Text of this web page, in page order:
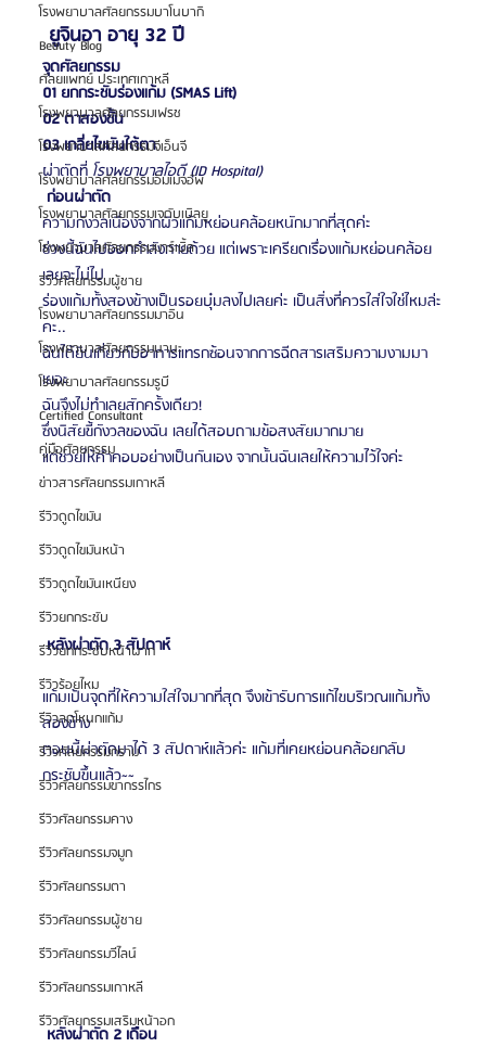
โรงพยาบาลศัลยกรรมบาโนบากิ
Beauty Blog
ศัลยแพทย์ ประเทศเกาหลี
โรงพยาบาลศัลยกรรมเฟรช
โรงพยาบาลศัลยกรรมจีเอ็นจี
โรงพยาบาลศัลยกรรมอิมเมจอัพ
โรงพยาบาลศัลยกรรมเจดับเบิลยู
โรงพยาบาลศัลยกรรมมาร์เบิ้ล
รีวิวศัลยกรรมผู้ชาย
โรงพยาบาลศัลยกรรมมาอิน
โรงพยาบาลศัลยกรรมนานะ
โรงพยาบาลศัลยกรรมรูบี
Certified Consultant
คู่มือศัลยกรรม
ข่าวสารศัลยกรรมเกาหลี
รีวิวดูดไขมัน
รีวิวดูดไขมันหน้า
รีวิวดูดไขมันเหนียง
รีวิวยกกระชับ
รีวิวยกกระชับหน้าผาก
รีวิวร้อยไหม
รีวิวลดโหนกแก้ม
รีวิวศัลยกรรมกราม
รีวิวศัลยกรรมขากรรไกร
รีวิวศัลยกรรมคาง
รีวิวศัลยกรรมจมูก
รีวิวศัลยกรรมตา
รีวิวศัลยกรรมผู้ชาย
รีวิวศัลยกรรมวีไลน์
รีวิวศัลยกรรมเกาหลี
รีวิวศัลยกรรมเสริมหน้าอก
ยูจินอา อายุ 32 ปี
จุดศัลยกรรม
01 ยกกระชับร่องแก้ม (SMAS Lift)
02 ตาสองชั้น
03 เกลี่ยไขมันใต้ตา
ผ่าตัดที่ โรงพยาบาลไอดี (ID Hospital)
ก่อนผ่าตัด
ความกังวลเนื่องจากผิวแก้มหย่อนคล้อยหนักมากที่สุดค่ะ
ช่วงนี้ฉันไปออกกำลังกายด้วย แต่เพราะเครียดเรื่องแก้มหย่อนคล้อย
เลยจะไม่ไป
ร่องแก้มทั้งสองข้างเป็นรอยบุ๋มลงไปเลยค่ะ เป็นสิ่งที่ควรใส่ใจใช่ไหมล่ะ
คะ..
ฉันได้ยินเกี่ยวกับอาการแทรกซ้อนจากการฉีดสารเสริมความงามมา
เยอะ
ฉันจึงไม่ทำเลยสักครั้งเดียว!
ซึ่งนิสัยขี้กังวลของฉัน เลยได้สอบถามข้อสงสัยมากมาย
แต่ช่วยให้คำคอบอย่างเป็นกันเอง จากนั้นฉันเลยให้ความไว้ใจค่ะ
หลังผ่าตัด 3 สัปดาห์
แก้มเป้นจุดที่ให้ความใส่ใจมากที่สุด จึงเข้ารับการแก้ไขบริเวณแก้มทั้ง
สองข้าง
ตอนนี้ผ่าตัดมาได้ 3 สัปดาห์แล้วค่ะ แก้มที่เคยหย่อนคล้อยกลับ
กระชับขึ้นแล้ว~~
หลังผ่าตัด 2 เดือน